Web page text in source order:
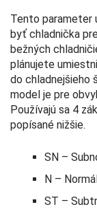
Tento parameter
byť chladnička
bežných
plánujete
do chladnejšieho
model je pre
Používajú sa 4
popísané nižšie.
SN –
N –
ST –